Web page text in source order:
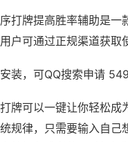
打牌提高胜率辅助是一
户可通过正规渠道获取
装，可QQ搜索申请
牌可以一键让你轻松成
规律，只需要输入自己